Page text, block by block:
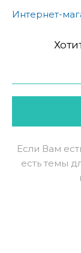
Интернет-
Если Вам
есть темы